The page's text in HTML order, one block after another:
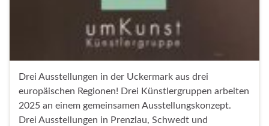
Drei Ausstellungen in der Uckermark aus drei
europäischen Regionen! Drei Künstlergruppen arbeiten
2025 an einem gemeinsamen Ausstellungskonzept.
Drei Ausstellungen in Prenzlau, Schwedt und